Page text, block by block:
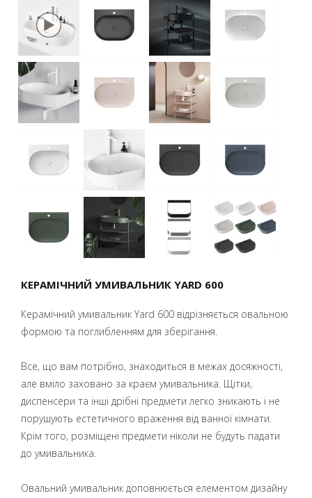
КЕРАМІЧНИЙ УМИВАЛЬНИК YARD 600
Керамічний умивальник Yard 600 відрізняється овальною
формою та поглибленням для зберігання.
Все, що вам потрібно, знаходиться в межах досяжності,
але вміло заховано за краєм умивальника. Щітки,
диспенсери та інші дрібні предмети легко зникають і не
порушують естетичного враження від ванної кімнати.
Крім того, розміщені предмети ніколи не будуть падати
до умивальника.
Овальний умивальник доповнюється елементом дизайну